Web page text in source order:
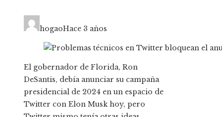
hogaoHace 3 años
El gobernador de Florida, Ron
DeSantis, debía anunciar su campaña
presidencial de 2024 en un espacio de
Twitter con Elon Musk hoy, pero